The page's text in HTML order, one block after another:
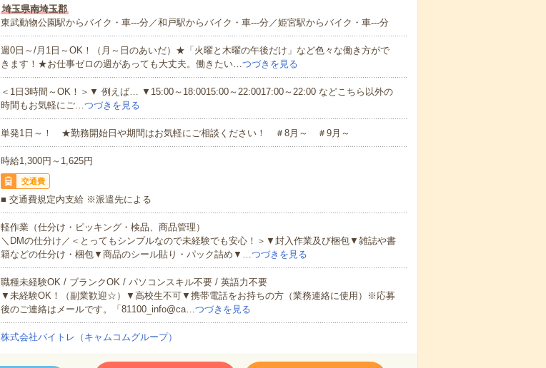
埼玉県南埼玉郡
東武動物公園駅からバイク・車---分／和戸駅からバイク・車---分／姫宮駅からバイク・車---分
週0日～/月1日～OK！（月～日のあいだ）★「火曜と木曜の午後だけ」など色々な働き方がで
きます！★お仕事ゼロの週があっても大丈夫。働きたい…つづきを見る
＜1日3時間～OK！＞▼ 例えば… ▼15:00～18:0015:00～22:0017:00～22:00 などこちら以外の
時間もお気軽にご…つづきを見る
単発1日～！ ★勤務開始日や期間はお気軽にご相談ください！ ＃8月～ ＃9月～
時給1,300円～1,625円
交通費
■ 交通費規定内支給 ※派遣先による
軽作業（仕分け・ピッキング・検品、商品管理）
＼DMの仕分け／＜とってもシンプルなので未経験でも安心！＞▼封入作業及び梱包▼雑誌や書
籍などの仕分け・梱包▼商品のシール貼り・パック詰め▼…つづきを見る
職種未経験OK / ブランクOK / パソコンスキル不要 / 英語力不要
▼未経験OK！（副業歓迎☆）▼高校生不可▼携帯電話をお持ちの方（業務連絡に使用）※応募
後のご連絡はメールです。「81100_info@ca…つづきを見る
株式会社バイトレ（キャムコムグループ）